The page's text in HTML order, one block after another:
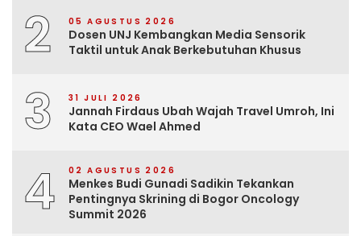
2 05 AGUSTUS 2026
Dosen UNJ Kembangkan Media Sensorik
Taktil untuk Anak Berkebutuhan Khusus
3 31 JULI 2026
Jannah Firdaus Ubah Wajah Travel Umroh, Ini
Kata CEO Wael Ahmed
4 02 AGUSTUS 2026
Menkes Budi Gunadi Sadikin Tekankan
Pentingnya Skrining di Bogor Oncology
Summit 2026